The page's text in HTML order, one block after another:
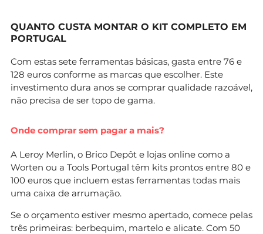
QUANTO CUSTA MONTAR O KIT COMPLETO EM
PORTUGAL
Com estas sete ferramentas básicas, gasta entre 76 e
128 euros conforme as marcas que escolher. Este
investimento dura anos se comprar qualidade razoável,
não precisa de ser topo de gama.
Onde comprar sem pagar a mais?
A Leroy Merlin, o Brico Depôt e lojas online como a
Worten ou a Tools Portugal têm kits prontos entre 80 e
100 euros que incluem estas ferramentas todas mais
uma caixa de arrumação.
Se o orçamento estiver mesmo apertado, comece pelas
três primeiras: berbequim, martelo e alicate. Com 50